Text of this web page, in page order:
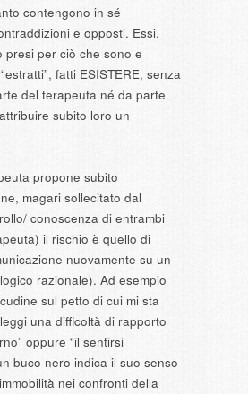
contengono in sé
e opposti. Essi,
presi per ciò che sono e
fatti ESISTERE, senza
del terapeuta né da parte
subito loro un
propone subito
magari sollecitato dal
conoscenza di entrambi
il rischio è quello di
nuovamente su un
razionale). Ad esempio
sul petto di cui mi sta
una difficoltà di rapporto
oppure “il sentirsi
buco nero indica il suo senso
nei confronti della